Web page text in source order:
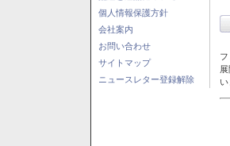
個人情報保護方針
会社案内
お問い合わせ
サイトマップ
ニュースレター登録解除